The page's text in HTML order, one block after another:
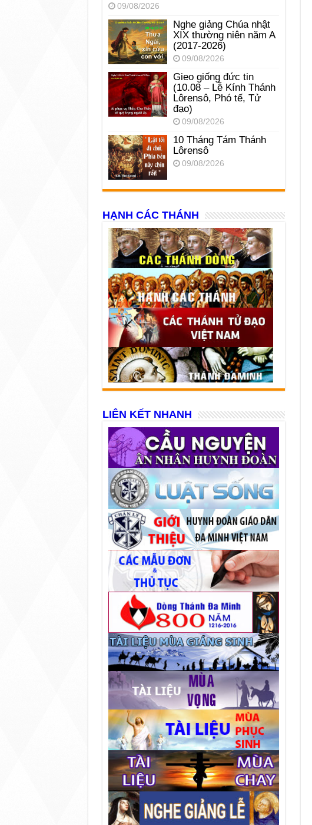
09/08/2026
Nghe giảng Chúa nhật
XIX thường niên năm A
(2017-2026)
09/08/2026
Gieo giống đức tin
(10.08 – Lễ Kính Thánh
Lôrensô, Phó tế, Tử
đạo)
09/08/2026
10 Tháng Tám Thánh
Lôrensô
09/08/2026
HẠNH CÁC THÁNH
LIÊN KẾT NHANH